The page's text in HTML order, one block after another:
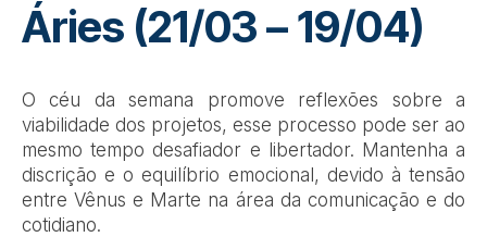
Áries (21/03 – 19/04)
O céu da semana promove reflexões sobre a
viabilidade dos projetos, esse processo pode ser ao
mesmo tempo desafiador e libertador. Mantenha a
discrição e o equilíbrio emocional, devido à tensão
entre Vênus e Marte na área da comunicação e do
cotidiano.